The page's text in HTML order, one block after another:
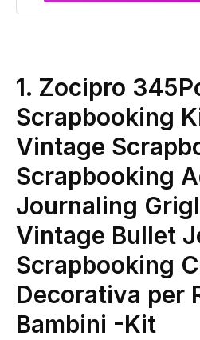
1. Zocipro
Scrapbooking
Vintage
Scrapbooking
Journaling
Vintage Bullet
Scrapbooking
Decorativa per
Bambini -Kit